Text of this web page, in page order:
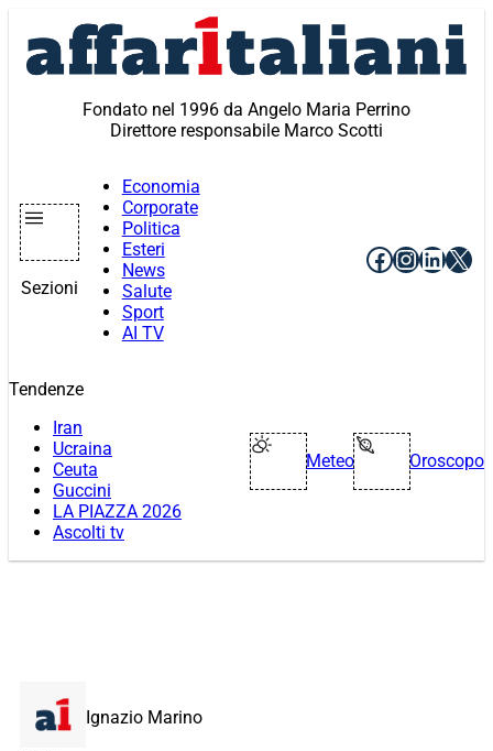
contenuto
Fondato nel 1996 da Angelo Maria Perrino
Direttore responsabile Marco Scotti
Sezioni
Economia
Corporate
Politica
Esteri
News
Salute
Sport
AI TV
Facebook
X
Tendenze
Iran
Ucraina
Ceuta
Guccini
LA PIAZZA 2026
Ascolti tv
Meteo Oroscopo
Ignazio Marino